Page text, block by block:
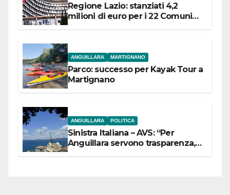
Regione Lazio: stanziati 4,2
milioni di euro per i 22 Comuni
ANGUILLARA MARTIGNANO
Parco: successo per Kayak Tour a
Martignano
ANGUILLARA POLITICA
Sinistra Italiana – AVS: “Per
Anguillara servono trasparenza,